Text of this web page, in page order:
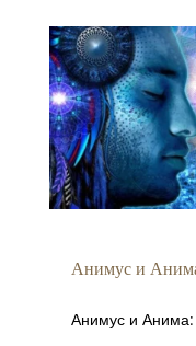
Анимус и
Анимус и Анима: